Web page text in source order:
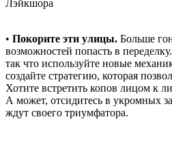
Лэйкшора
• Покорите эти улицы. Больше
возможностей попасть в
так что используйте новые
создайте стратегию, которая
Хотите встретить копов лицом к
А может, отсидитесь в укромных
ждут своего триумфатора.